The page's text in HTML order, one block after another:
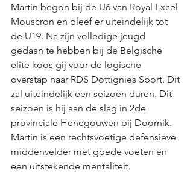
Martin begon bij de U6 van Royal Excel
Mouscron en bleef er uiteindelijk tot
de U19. Na zijn volledige jeugd
gedaan te hebben bij de Belgische
elite koos gij voor de logische
overstap naar RDS Dottignies Sport. Dit
zal uiteindelijk een seizoen duren. Dit
seizoen is hij aan de slag in 2de
provinciale Henegouwen bij Doornik.
Martin is een rechtsvoetige defensieve
middenvelder met goede voeten en
een uitstekende mentaliteit.